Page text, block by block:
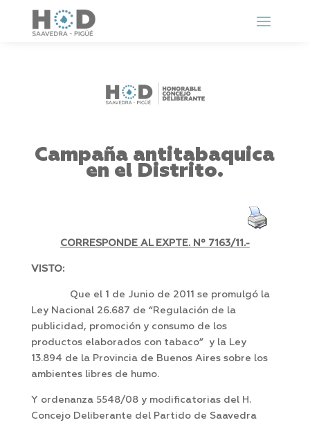
Campaña antitabaquica
en el Distrito.
CORRESPONDE AL EXPTE. Nº 7163/11.-
VISTO:
Que el 1 de Junio de 2011 se promulgó la
Ley Nacional 26.687 de “Regulación de la
publicidad, promoción y consumo de los
productos elaborados con tabaco” y la Ley
13.894 de la Provincia de Buenos Aires sobre los
ambientes libres de humo.
Y ordenanza 5548/08 y modificatorias del H.
Concejo Deliberante del Partido de Saavedra